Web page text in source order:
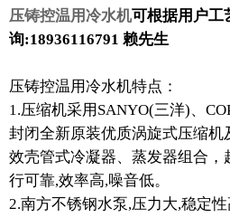
压铸控温用冷水机可根据用户工
询:18936116791 赖先生
压铸控温用冷水机特点：
1.压缩机采用SANYO(三洋)、
封闭全新原装优质涡旋式压缩机
效壳管式冷凝器、蒸发器组合，
行可靠,效率高,噪音低。
2.南方不锈钢水泵,压力大,稳定性